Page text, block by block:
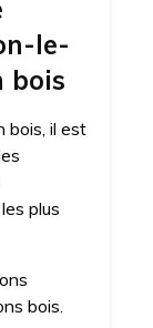
le-
bois
bois, il est
plus
bois.